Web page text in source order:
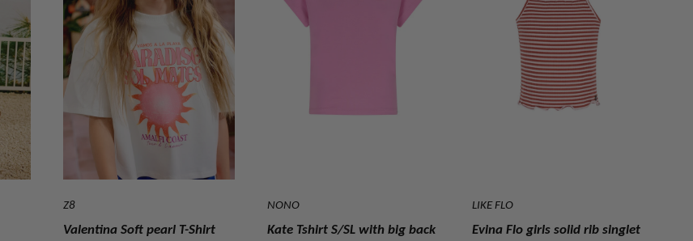
Z8
Valentina Soft pearl T-Shirt
NONO
Kate Tshirt S/SL with big back
LIKE FLO
Evina Flo girls solid rib singlet